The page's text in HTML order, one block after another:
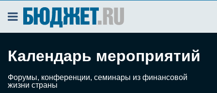
Календарь мероприятий
Форумы, конференции, семинары из финансовой
жизни страны